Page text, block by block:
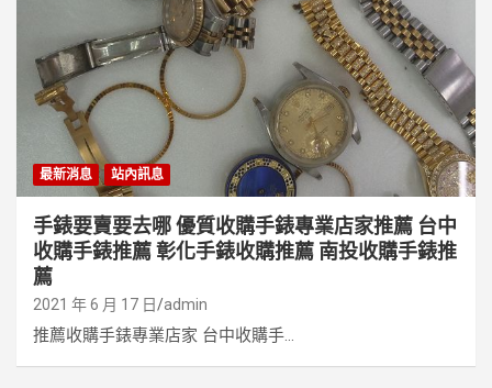
最新消息 站內訊息
手錶要賣要去哪 優質收購手錶專業店家推薦 台中
收購手錶推薦 彰化手錶收購推薦 南投收購手錶推
薦
2021 年 6 月 17 日 admin
推薦收購手錶專業店家 台中收購手...